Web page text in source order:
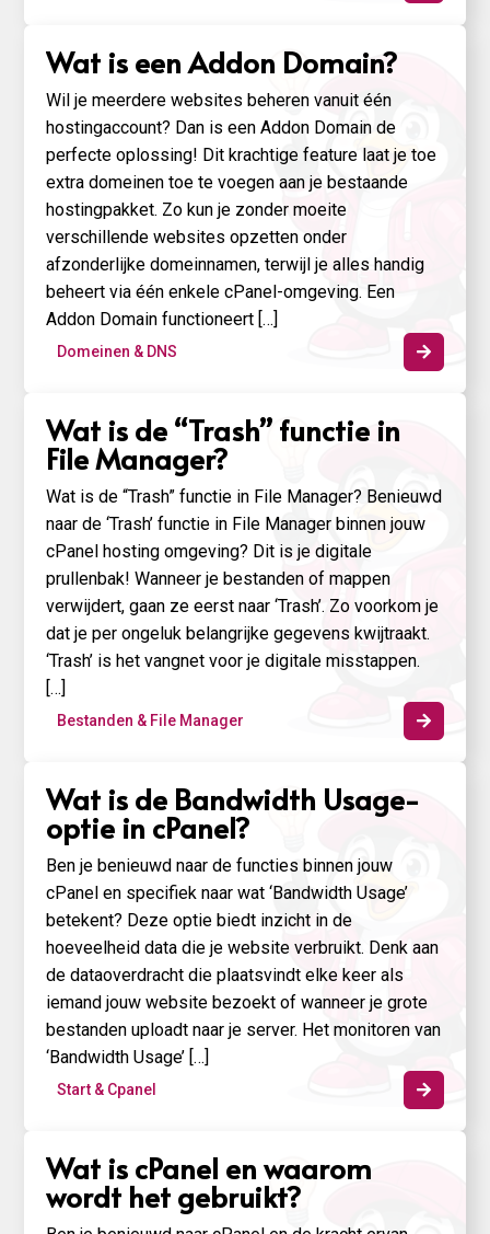
Wat is een Addon Domain?
Wil je meerdere websites beheren vanuit één
hostingaccount? Dan is een Addon Domain de
perfecte oplossing! Dit krachtige feature laat je toe
extra domeinen toe te voegen aan je bestaande
hostingpakket. Zo kun je zonder moeite
verschillende websites opzetten onder
afzonderlijke domeinnamen, terwijl je alles handig
beheert via één enkele cPanel-omgeving. Een
Addon Domain functioneert […]
Domeinen & DNS 
Wat is de “Trash” functie in
File Manager?
Wat is de “Trash” functie in File Manager? Benieuwd
naar de ‘Trash’ functie in File Manager binnen jouw
cPanel hosting omgeving? Dit is je digitale
prullenbak! Wanneer je bestanden of mappen
verwijdert, gaan ze eerst naar ‘Trash’. Zo voorkom je
dat je per ongeluk belangrijke gegevens kwijtraakt.
‘Trash’ is het vangnet voor je digitale misstappen.
[…]
Bestanden & File Manager 
Wat is de Bandwidth Usage-
optie in cPanel?
Ben je benieuwd naar de functies binnen jouw
cPanel en specifiek naar wat ‘Bandwidth Usage’
betekent? Deze optie biedt inzicht in de
hoeveelheid data die je website verbruikt. Denk aan
de dataoverdracht die plaatsvindt elke keer als
iemand jouw website bezoekt of wanneer je grote
bestanden uploadt naar je server. Het monitoren van
‘Bandwidth Usage’ […]
Start & Cpanel 
Wat is cPanel en waarom
wordt het gebruikt?